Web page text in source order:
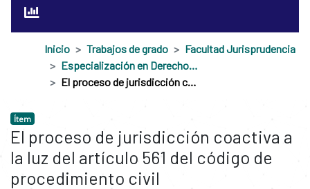
Inicio Trabajos de grado
Facultad Jurisprudencia
Especialización en Derecho Administrativo
El proceso de jurisdicción coactiva a la luz del artículo 561 del código de procedimiento civil
Ítem
El proceso de jurisdicción coactiva a
la luz del artículo 561 del código de
procedimiento civil